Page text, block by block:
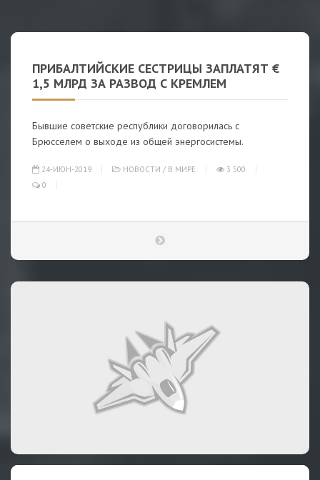
ПРИБАЛТИЙСКИЕ СЕСТРИЦЫ ЗАПЛАТЯТ €
1,5 МЛРД ЗА РАЗВОД С КРЕМЛЕМ
Бывшие советские республики договорилась с
Брюсселем о выходе из общей энергосистемы.
24-ИЮН-2019 НОВОСТИ / В МИРЕ
3 500
0